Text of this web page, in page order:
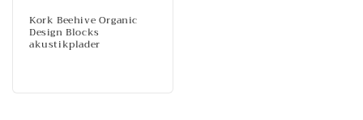
Kork Beehive Organic
Design Blocks
akustikplader